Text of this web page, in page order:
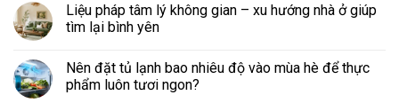
Liệu pháp tâm lý không gian – xu hướng nhà ở giúp
tìm lại bình yên
Nên đặt tủ lạnh bao nhiêu độ vào mùa hè để thực
phẩm luôn tươi ngon?